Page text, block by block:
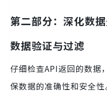
第二部分：深化数
数据验证与过滤
仔细检查API返回的数据
保数据的准确性和安全性